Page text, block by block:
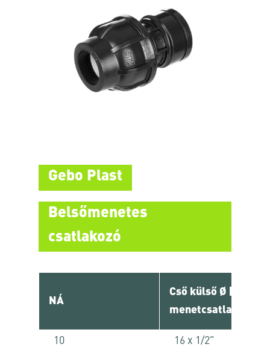
Gebo Plast
Belsőmenetes
csatlakozó
NÁ
Cső külső Ø [ mm ] x
menetcsatlakozó
10
16 x 1/2"